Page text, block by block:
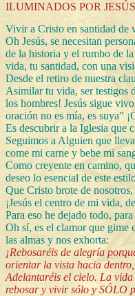
ILUMINADOS POR
Vivir a Cristo en santidad de
Oh Jesús, se necesitan
de la historia y el rumbo de
vida, tu santidad, con una
Desde el retiro de nuestra
Asimilar tu vida, ser testigos
los hombres! Jesús sigue
oración no es mía, es suya”
Es descubrir a la Iglesia que
Seguimos a Alguien que
come mi carne y bebe mi
Como creyente en camino,
deseo lo esencial de este
Que Cristo brote de
¡Jesús el centro de mi vida,
Para eso he dejado todo,
Oh sí, es el clamor que gime
las almas y nos exhorta:
¡Rebosaréis de alegría
orientar la vista hacia
Adelantaréis el cielo. La
rebosar y vivir sólo y SÓLO